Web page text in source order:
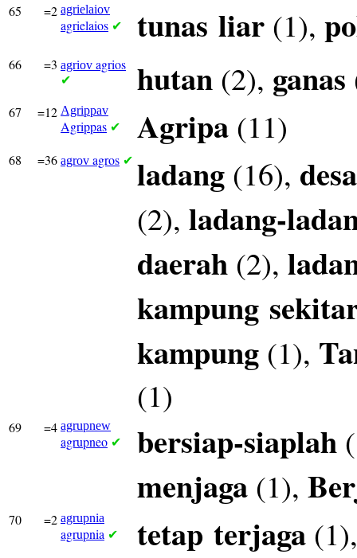
65 =2 agrielaiov
agrielaios ✔ tunas liar (1),
66 =3 agriov agrios
✔ hutan (2), ganas
67 =12 Agrippav
Agrippas ✔ Agripa (11)
68 =36 agrov agros ✔ ladang (16), desa
(2), ladang-
daerah (2),
kampung
kampung (1),
(1)
69 =4 agrupnew
agrupneo ✔ bersiap-siaplah
menjaga (1),
70 =2 agrupnia
agrupnia ✔ tetap terjaga